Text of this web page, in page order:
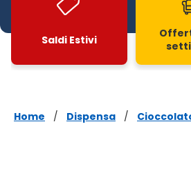
Saldi Estivi
Home / Dispensa /